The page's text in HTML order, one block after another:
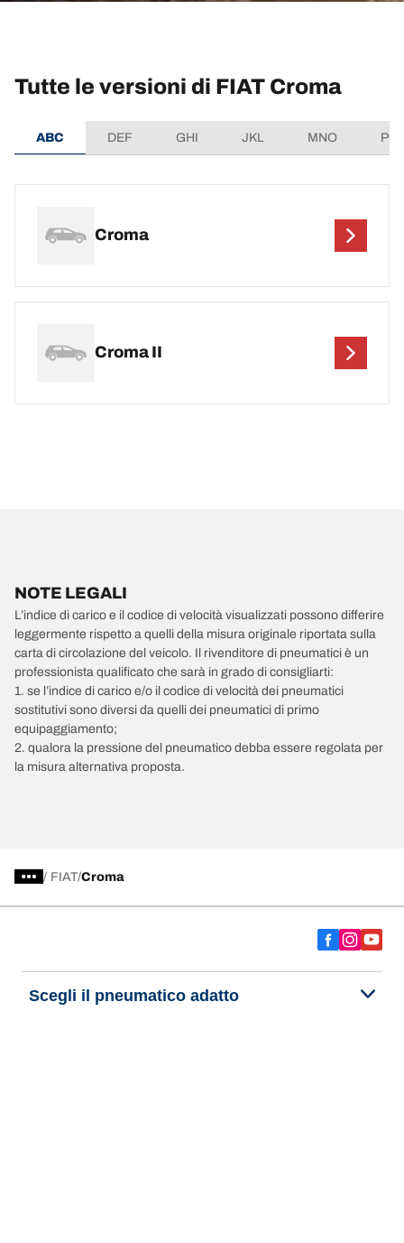
Tutte le versioni di FIAT Croma
ABC DEF GHI JKL MNO
Croma
Croma II
NOTE LEGALI
L’indice di carico e il codice di velocità visualizzati possono differire
leggermente rispetto a quelli della misura originale riportata sulla
carta di circolazione del veicolo. Il rivenditore di pneumatici è un
professionista qualificato che sarà in grado di consigliarti:
1. se l’indice di carico e/o il codice di velocità dei pneumatici
sostitutivi sono diversi da quelli dei pneumatici di primo
equipaggiamento;
2. qualora la pressione del pneumatico debba essere regolata per
la misura alternativa proposta.
/ FIAT Croma
Scegli il pneumatico adatto